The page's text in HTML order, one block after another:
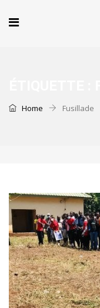
Home Fusillade